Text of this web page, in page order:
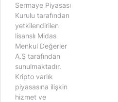
Sermaye Piyasası
Kurulu tarafından
yetkilendirilen
lisanslı Midas
Menkul Değerler
A.Ş tarafından
sunulmaktadır.
Kripto varlık
piyasasına ilişkin
hizmet ve